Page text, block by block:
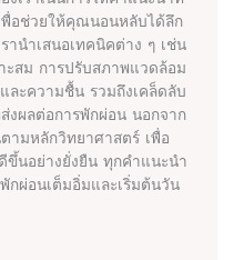
พื่อช่วยให้คุณนอนหลับได้ลึก
นำเสนอเทคนิคต่าง ๆ เช่น
สม การปรับสภาพแวดล้อม
ละความชื้น รวมถึงเคล็ดลับ
งผลต่อการพักผ่อน นอกจาก
ามหลักวิทยาศาสตร์ เพื่อ
นอย่างยั่งยืน ทุกคำแนะนำ
ผ่อนเต็มอิ่มและเริ่มต้นวัน